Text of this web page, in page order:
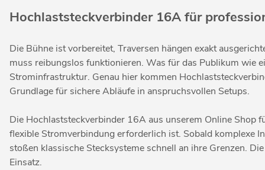
Hochlaststeckverbinder 16A für
Die Bühne ist vorbereitet, Traversen hängen exakt
muss reibungslos funktionieren. Was für das Publikum wie
Strominfrastruktur. Genau hier kommen
Grundlage für sichere Abläufe in anspruchsvollen Setups.
Die Hochlaststeckverbinder 16A aus unserem Online Shop
flexible Stromverbindung erforderlich ist. Sobald komplexe
stoßen klassische Stecksysteme schnell an ihre Grenzen.
Einsatz.